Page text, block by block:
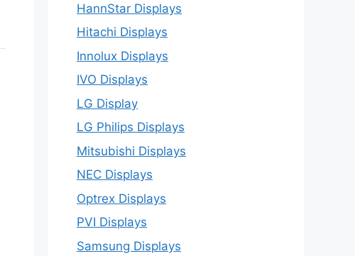
HannStar Displays
Hitachi Displays
Innolux Displays
IVO Displays
LG Display
LG Philips Displays
Mitsubishi Displays
NEC Displays
Optrex Displays
PVI Displays
Samsung Displays